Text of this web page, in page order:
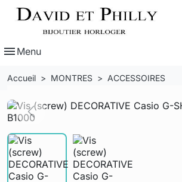
menu Menu
Accueil MONTRES ACCESSOIRES
Previous